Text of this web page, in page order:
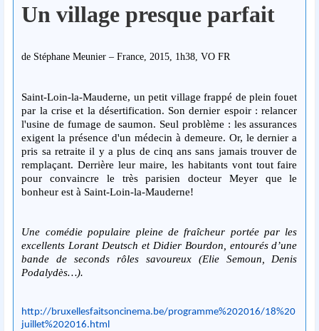
Un village presque parfait
de Stéphane Meunier – France, 2015, 1h38, VO FR
Saint-Loin-la-Mauderne, un petit village frappé de plein fouet
par la crise et la désertification. Son dernier espoir : relancer
l'usine de fumage de saumon. Seul problème : les assurances
exigent la présence d'un médecin à demeure. Or, le dernier a
pris sa retraite il y a plus de cinq ans sans jamais trouver de
remplaçant. Derrière leur maire, les habitants vont tout faire
pour convaincre le très parisien docteur Meyer que le
bonheur est à Saint-Loin-la-Mauderne!
Une comédie populaire pleine de fraîcheur portée par les
excellents Lorant Deutsch et Didier Bourdon, entourés d’une
bande de seconds rôles savoureux (Elie Semoun, Denis
Podalydès…).
http://bruxellesfaitsoncinema.be/programme%202016/18%20
juillet%202016.html